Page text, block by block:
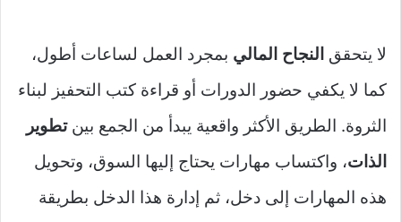
لا يتحقق النجاح المالي بمجرد العمل لساعات أطول،
كما لا يكفي حضور الدورات أو قراءة كتب التحفيز لبناء
الثروة. الطريق الأكثر واقعية يبدأ من الجمع بينتطوير
الذات، واكتساب مهارات يحتاج إليها السوق، وتحويل
هذه المهارات إلى دخل، ثم إدارة هذا الدخل بطريقة